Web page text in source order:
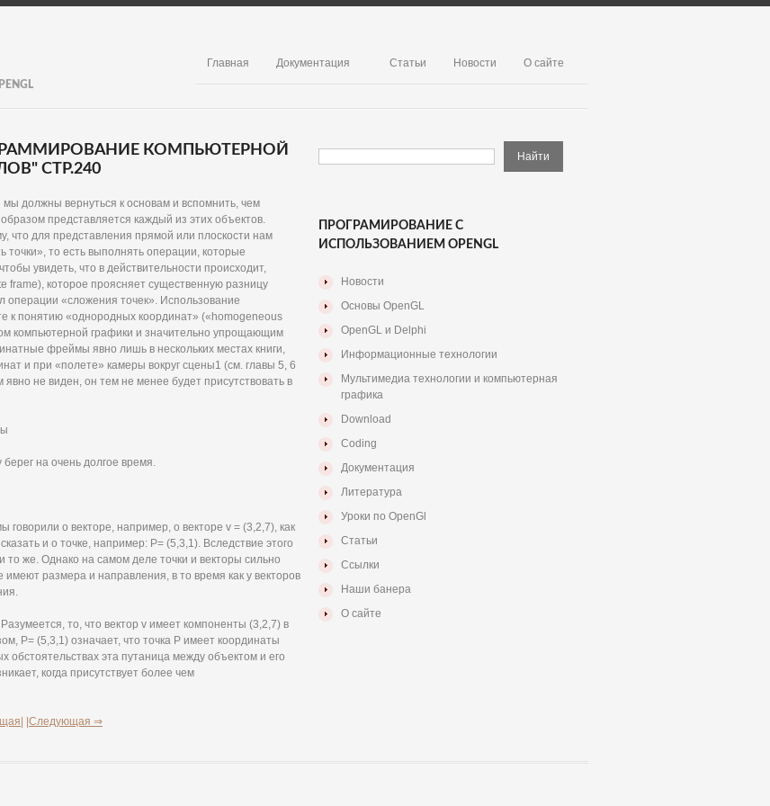
Главная Документация Статьи Новости О сайте
КОМПЬЮТЕРНОЙ
СТР.240
должны вернуться к основам и вспомнить, чем
представляется каждый из этих объектов.
что для представления прямой или плоскости нам
точки», то есть выполнять операции, которые
увидеть, что в действительности происходит,
frame), которое проясняет существенную разницу
операции «сложения точек». Использование
к понятию «однородных координат» («homogeneous
компьютерной графики и значительно упрощающим
фреймы явно лишь в нескольких местах книги,
и при «полете» камеры вокруг сцены1 (см. главы 5, 6
не виден, он тем не менее будет присутствовать в
на очень долгое время.
о векторе, например, о векторе v = (3,2,7), как
и о точке, например: Р= (5,3,1). Вследствие этого
то же. Однако на самом деле точки и векторы сильно
размера и направления, в то время как у векторов
то, что вектор v имеет компоненты (3,2,7) в
Р= (5,3,1) означает, что точка Р имеет координаты
эта путаница между объектом и его
когда присутствует более чем
|Следующая ⇒
ПРОГРАМИРОВАНИЕ С
ИСПОЛЬЗОВАНИЕМ OPENGL
Новости
Основы OpenGL
OpenGL и Delphi
Информационные технологии
Мультимедиа технологии и компьютерная
графика
Download
Coding
Документация
Литература
Уроки по OpenGl
Статьи
Ссылки
Наши банера
О сайте